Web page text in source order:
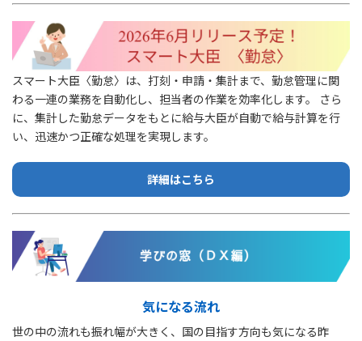
スマート大臣〈勤怠〉は、打刻・申請・集計まで、勤怠管理に関
わる一連の業務を自動化し、担当者の作業を効率化します。 さら
に、集計した勤怠データをもとに給与大臣が自動で給与計算を行
い、迅速かつ正確な処理を実現します。
詳細はこちら
気になる流れ
世の中の流れも振れ幅が大きく、国の目指す方向も気になる昨